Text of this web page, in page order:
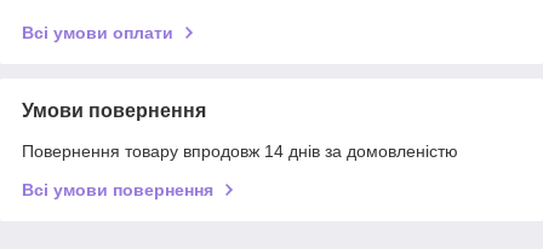
Всі умови оплати
Умови повернення
Повернення товару впродовж 14 днів за домовленістю
Всі умови повернення